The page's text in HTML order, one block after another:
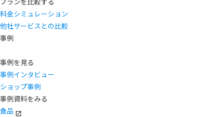
プランを比較する
料金シミュレーション
他社サービスとの比較
事例
事例を見る
事例インタビュー
ショップ事例
事例資料をみる
食品